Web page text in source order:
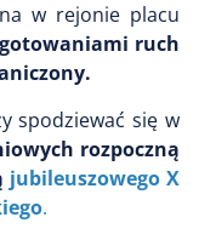
w rejonie placu
ruch
spodziewać się w
rozpoczną
jubileuszowego X
.